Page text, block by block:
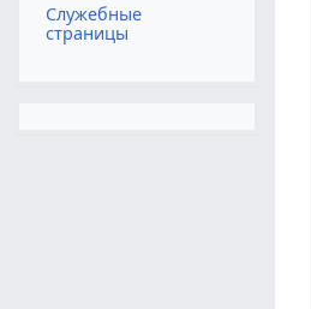
Служебные
страницы